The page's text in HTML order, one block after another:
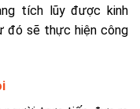
tích lũy được kinh
đó sẽ thực hiện công